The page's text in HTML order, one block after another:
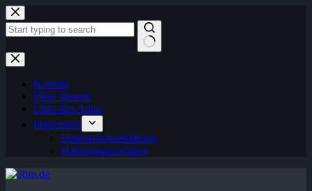
Zum
Inhalt
springen
Keine
Ergebnisse
Kontakt
Über 3bm.de
Über den Autor
Impressum
Datenschutzerklärung
Haftungsausschluss